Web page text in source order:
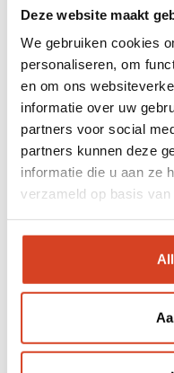
Deze website maakt
We gebruiken cookies
personaliseren, om
en om ons
informatie over uw
partners voor social
partners kunnen deze
informatie die u aan ze
verzameld op basis
À
Préparez 2 x
efficacement
Utilisation
Cuisiner sans
Économisez sur
Réduisez
d'attente
Une cuisine